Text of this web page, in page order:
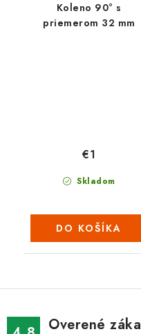
Koleno 90° s
priemerom 32 mm
Skladom
€1
DO KOŠÍKA
Overené